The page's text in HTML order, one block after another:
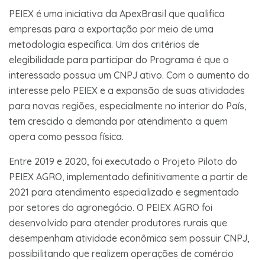
PEIEX é uma iniciativa da ApexBrasil que qualifica
empresas para a exportação por meio de uma
metodologia específica. Um dos critérios de
elegibilidade para participar do Programa é que o
interessado possua um CNPJ ativo. Com o aumento do
interesse pelo PEIEX e a expansão de suas atividades
para novas regiões, especialmente no interior do País,
tem crescido a demanda por atendimento a quem
opera como pessoa física.
Entre 2019 e 2020, foi executado o Projeto Piloto do
PEIEX AGRO, implementado definitivamente a partir de
2021 para atendimento especializado e segmentado
por setores do agronegócio. O PEIEX AGRO foi
desenvolvido para atender produtores rurais que
desempenham atividade econômica sem possuir CNPJ,
possibilitando que realizem operações de comércio